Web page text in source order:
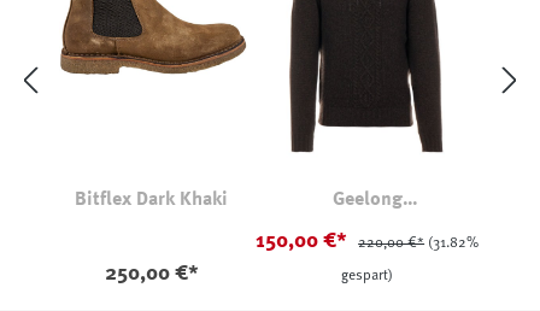
Bitflex Dark Khaki
250,00 €*
Geelong
150,00 €* 220,00 €* (31.82%
gespart)